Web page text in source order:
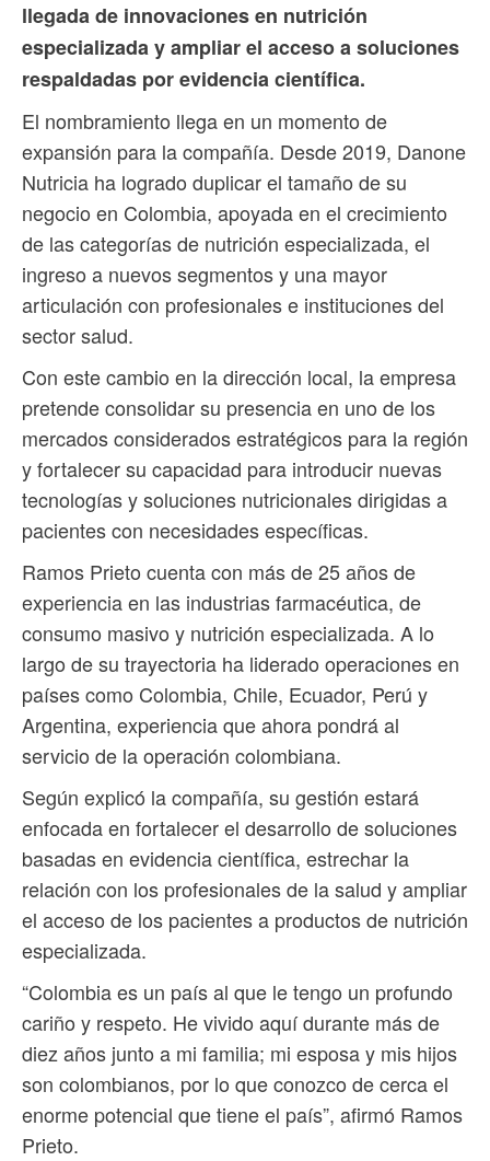
llegada de innovaciones en nutrición
especializada y ampliar el acceso a soluciones
respaldadas por evidencia científica.
El nombramiento llega en un momento de
expansión para la compañía. Desde 2019, Danone
Nutricia ha logrado duplicar el tamaño de su
negocio en Colombia, apoyada en el crecimiento
de las categorías de nutrición especializada, el
ingreso a nuevos segmentos y una mayor
articulación con profesionales e instituciones del
sector salud.
Con este cambio en la dirección local, la empresa
pretende consolidar su presencia en uno de los
mercados considerados estratégicos para la región
y fortalecer su capacidad para introducir nuevas
tecnologías y soluciones nutricionales dirigidas a
pacientes con necesidades específicas.
Ramos Prieto cuenta con más de 25 años de
experiencia en las industrias farmacéutica, de
consumo masivo y nutrición especializada. A lo
largo de su trayectoria ha liderado operaciones en
países como Colombia, Chile, Ecuador, Perú y
Argentina, experiencia que ahora pondrá al
servicio de la operación colombiana.
Según explicó la compañía, su gestión estará
enfocada en fortalecer el desarrollo de soluciones
basadas en evidencia científica, estrechar la
relación con los profesionales de la salud y ampliar
el acceso de los pacientes a productos de nutrición
especializada.
“Colombia es un país al que le tengo un profundo
cariño y respeto. He vivido aquí durante más de
diez años junto a mi familia; mi esposa y mis hijos
son colombianos, por lo que conozco de cerca el
enorme potencial que tiene el país”, afirmó Ramos
Prieto.